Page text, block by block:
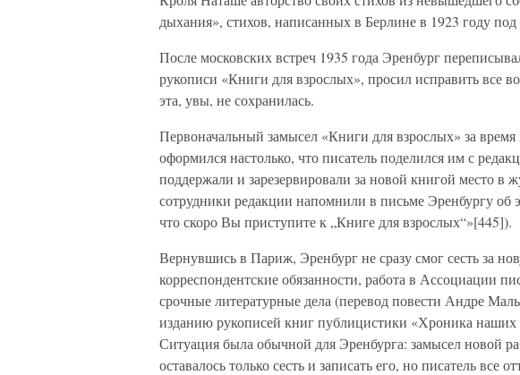
дыхания», стихов, написанных в Берлине в 1923 году
После московских встреч 1935 года Эренбург
рукописи «Книги для взрослых», просил исправить все
эта, увы, не сохранилась.
Первоначальный замысел «Книги для взрослых» за время
оформился настолько, что писатель поделился им с
поддержали и зарезервировали за новой книгой место в
сотрудники редакции напомнили в письме Эренбургу об
что скоро Вы приступите к „Книге для взрослых“»[445]).
Вернувшись в Париж, Эренбург не сразу смог сесть за
корреспондентские обязанности, работа в Ассоциации
срочные литературные дела (перевод повести Андре
изданию рукописей книг публицистики «Хроника
Ситуация была обычной для Эренбурга: замысел новой
оставалось только сесть и записать его, но писатель все